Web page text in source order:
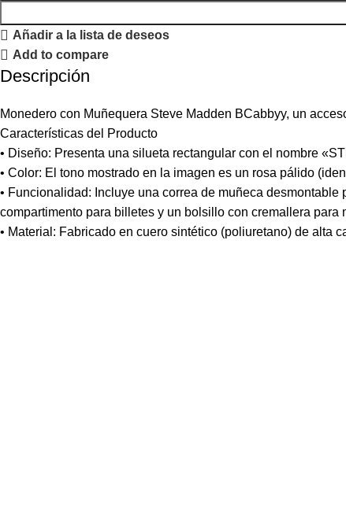
Añadir a la lista de deseos
Add to compare
Descripción
Monedero con Muñequera Steve Madden BCabbyy, un
Características del Producto
• Diseño: Presenta una silueta rectangular con el nombre
• Color: El tono mostrado en la imagen es un rosa pálido
• Funcionalidad: Incluye una correa de muñeca
compartimento para billetes y un bolsillo con cremallera para
• Material: Fabricado en cuero sintético (poliuretano) de alta